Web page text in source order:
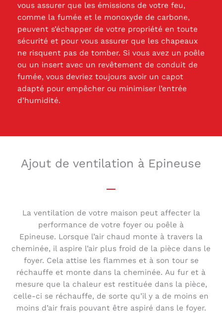
vous assurer que les émissions de votre feu,
comme la fumée et le monoxyde de carbone,
peuvent s’échapper de votre propriété en toute
sécurité et pour vous assurer que les chapeaux
ne risquent pas de tomber. Si vous avez un poêle
ou un insert avec un revêtement de conduit de
fumée, vous devriez toujours avoir un capot
adapté pour empêcher ou minimiser l’entrée
d’humidité.
Ajout de ventilation à Epineuse
La ventilation de votre maison peut affecter la
performance de votre foyer ou poêle à
Epineuse. Lorsque l’air chaud monte à travers la
cheminée, il aspire l’air plus froid de la pièce dans le
foyer. Cela attise les flammes et à son tour se
réchauffe et monte dans la cheminée. Au fur et à
mesure que la chaleur est restituée dans la pièce,
celle-ci se réchauffe, de sorte qu’il y a de moins en
moins d’air frais pouvant être aspiré dans le foyer.